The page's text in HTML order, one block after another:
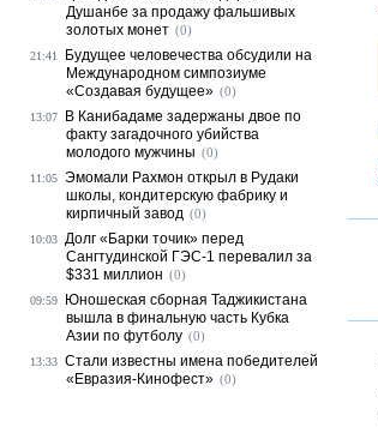
Душанбе за продажу фальшивых
золотых монет (0)
21:41
Будущее человечества обсудили на
Международном симпозиуме
«Создавая будущее» (0)
13:07
В Канибадаме задержаны двое по
факту загадочного убийства
молодого мужчины (0)
11:05 Эмомали Рахмон открыл в Рудаки
школы, кондитерскую фабрику и
кирпичный завод (0)
10:03 Долг «Барки точик» перед
Сангтудинской ГЭС-1 перевалил за
$331 миллион (0)
09:59
Юношеская сборная Таджикистана
вышла в финальную часть Кубка
Азии по футболу (0)
13:33 Стали известны имена победителей
«Евразия-Кинофест» (0)